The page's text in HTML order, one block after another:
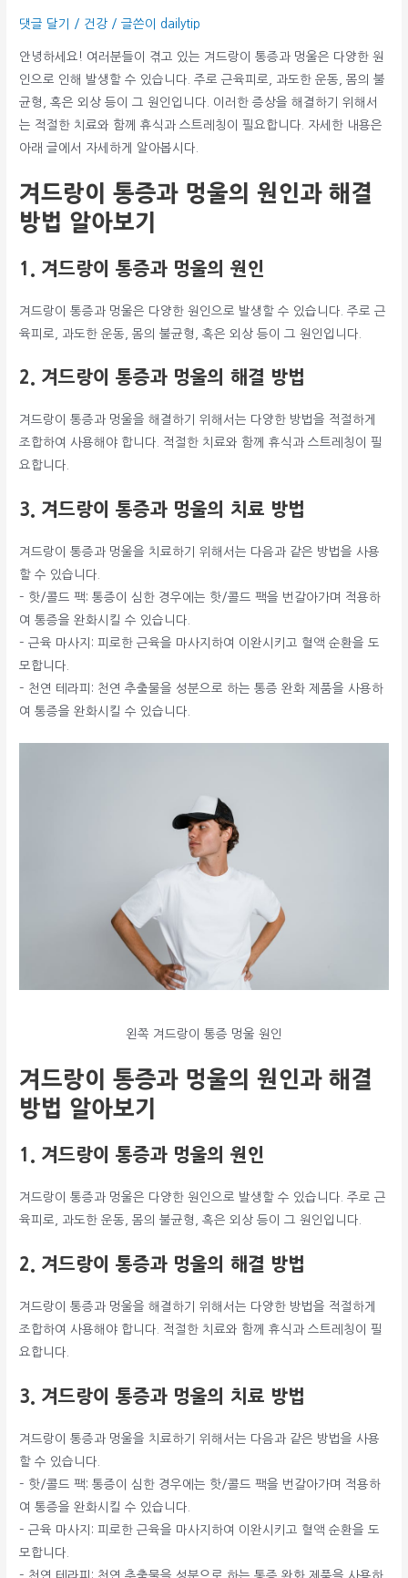
댓글 달기 / 건강 / 글쓴이 dailytip
안녕하세요! 여러분들이 겪고 있는 겨드랑이 통증과 멍울은 다양한 원
인으로 인해 발생할 수 있습니다. 주로 근육피로, 과도한 운동, 몸의 불
균형, 혹은 외상 등이 그 원인입니다. 이러한 증상을 해결하기 위해서
는 적절한 치료와 함께 휴식과 스트레칭이 필요합니다. 자세한 내용은
아래 글에서 자세하게 알아봅시다.
겨드랑이 통증과 멍울의 원인과 해결
방법 알아보기
1. 겨드랑이 통증과 멍울의 원인
겨드랑이 통증과 멍울은 다양한 원인으로 발생할 수 있습니다. 주로 근
육피로, 과도한 운동, 몸의 불균형, 혹은 외상 등이 그 원인입니다.
2. 겨드랑이 통증과 멍울의 해결 방법
겨드랑이 통증과 멍울을 해결하기 위해서는 다양한 방법을 적절하게
조합하여 사용해야 합니다. 적절한 치료와 함께 휴식과 스트레칭이 필
요합니다.
3. 겨드랑이 통증과 멍울의 치료 방법
겨드랑이 통증과 멍울을 치료하기 위해서는 다음과 같은 방법을 사용
할 수 있습니다.
– 핫/콜드 팩: 통증이 심한 경우에는 핫/콜드 팩을 번갈아가며 적용하
여 통증을 완화시킬 수 있습니다.
– 근육 마사지: 피로한 근육을 마사지하여 이완시키고 혈액 순환을 도
모합니다.
– 천연 테라피: 천연 추출물을 성분으로 하는 통증 완화 제품을 사용하
여 통증을 완화시킬 수 있습니다.
왼쪽 겨드랑이 통증 멍울 원인
겨드랑이 통증과 멍울의 원인과 해결
방법 알아보기
1. 겨드랑이 통증과 멍울의 원인
겨드랑이 통증과 멍울은 다양한 원인으로 발생할 수 있습니다. 주로 근
육피로, 과도한 운동, 몸의 불균형, 혹은 외상 등이 그 원인입니다.
2. 겨드랑이 통증과 멍울의 해결 방법
겨드랑이 통증과 멍울을 해결하기 위해서는 다양한 방법을 적절하게
조합하여 사용해야 합니다. 적절한 치료와 함께 휴식과 스트레칭이 필
요합니다.
3. 겨드랑이 통증과 멍울의 치료 방법
겨드랑이 통증과 멍울을 치료하기 위해서는 다음과 같은 방법을 사용
할 수 있습니다.
– 핫/콜드 팩: 통증이 심한 경우에는 핫/콜드 팩을 번갈아가며 적용하
여 통증을 완화시킬 수 있습니다.
– 근육 마사지: 피로한 근육을 마사지하여 이완시키고 혈액 순환을 도
모합니다.
– 천연 테라피: 천연 추출물을 성분으로 하는 통증 완화 제품을 사용하